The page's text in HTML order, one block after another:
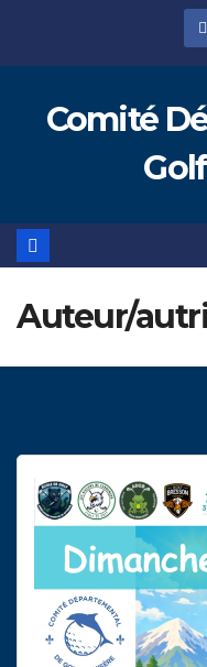
Comité
Auteur/